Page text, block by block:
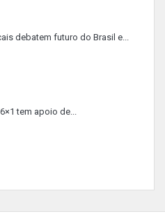
debatem futuro do Brasil e...
tem apoio de...